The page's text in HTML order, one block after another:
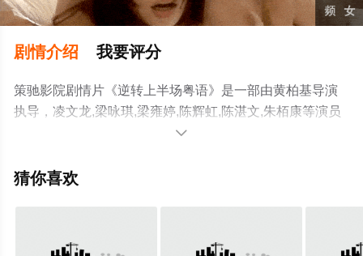
剧情介绍 我要评分
策驰影院剧情片《逆转上半场粤语》是一部由黄柏基导演
执导，凌文龙,梁咏琪,梁雍婷,陈辉虹,陈湛文,朱栢康等演员
精彩演绎的中国香港电影，手机免费观看高清未删减完整
电影、电视猫或剧情网等平台了解。

猜你喜欢